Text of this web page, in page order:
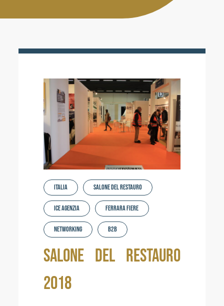
Italia Salone del Restauro
ICE Agenzia Ferrara Fiere
Networking b2b
SALONE DEL RESTAURO
2018